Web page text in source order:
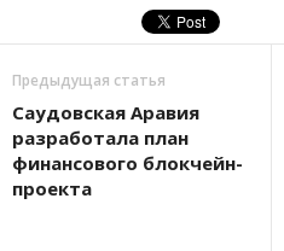
Предыдущая статья
Саудовская Аравия
разработала план
финансового блокчейн-
проекта